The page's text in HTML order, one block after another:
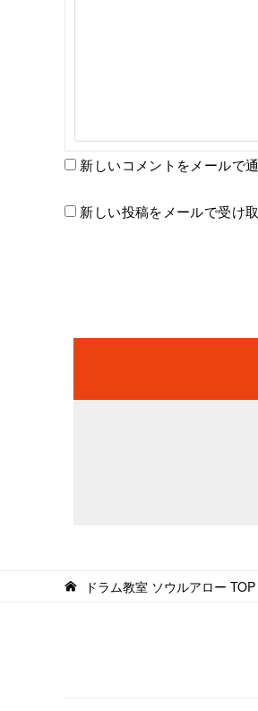
新しいコメントをメールで
新しい投稿をメールで受け
ドラム教室 ソウルアロー TOP